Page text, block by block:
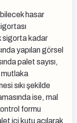
hasar
sigorta kadar
yapılan görsel
palet sayısı,
mutlaka
sıkı şekilde
ise, mal
formu
içi kutu açılarak